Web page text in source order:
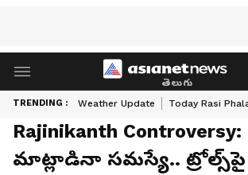
తెలుగు
TRENDING : Weather Update Today Rasi
Rajinikanth
మాట్లాడినా సమస్యే..